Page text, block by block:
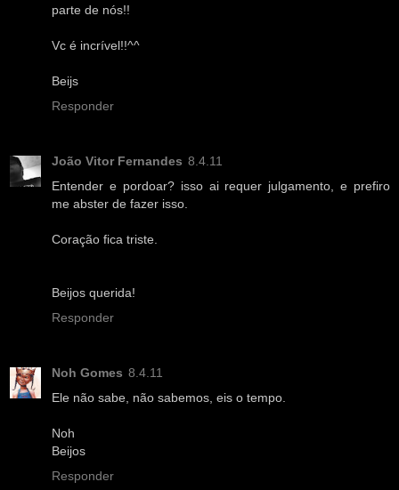
parte de nós!!
Vc é incrível!!^^
Beijs
Responder
João Vitor Fernandes 8.4.11
Entender e pordoar? isso ai requer julgamento, e prefiro
me abster de fazer isso.
Coração fica triste.
Beijos querida!
Responder
Noh Gomes 8.4.11
Ele não sabe, não sabemos, eis o tempo.
Noh
Beijos
Responder